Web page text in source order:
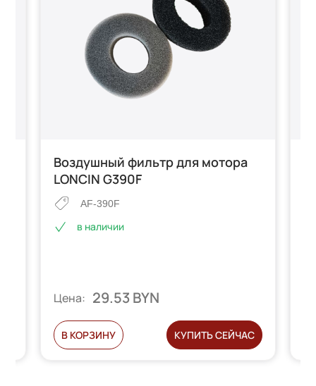
Воздушный фильтр для мотора
LONCIN G390F
AF-390F
в наличии
Цена: 29.53 BYN
В КОРЗИНУ КУПИТЬ СЕЙЧАС